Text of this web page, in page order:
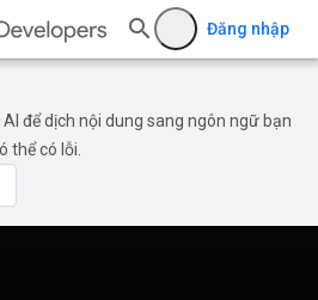
Đăng nhập
để dịch nội dung sang ngôn ngữ bạn
thể có lỗi.